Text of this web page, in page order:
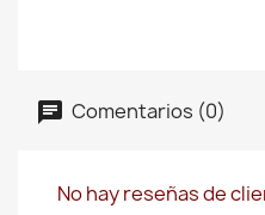
Comentarios (0)
No hay reseñas de